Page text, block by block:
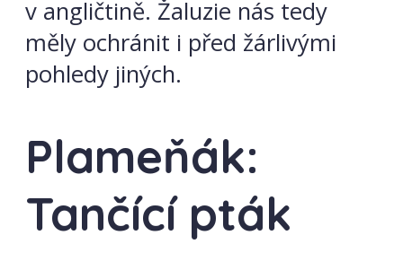
v angličtině. Žaluzie nás tedy
měly ochránit i před žárlivými
pohledy jiných.
Plameňák:
Tančící pták